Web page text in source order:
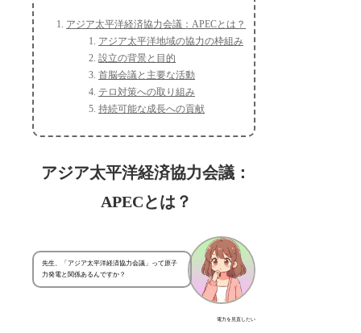
アジア太平洋経済協力会議：APECとは？
アジア太平洋地域の協力の枠組み
設立の背景と目的
首脳会議と主要な活動
テロ対策への取り組み
持続可能な成長への貢献
アジア太平洋経済協力会議：
APECとは？
電力を見直したい
先生、「アジア太平洋経済協力会議」って原子
力発電と関係あるんですか？